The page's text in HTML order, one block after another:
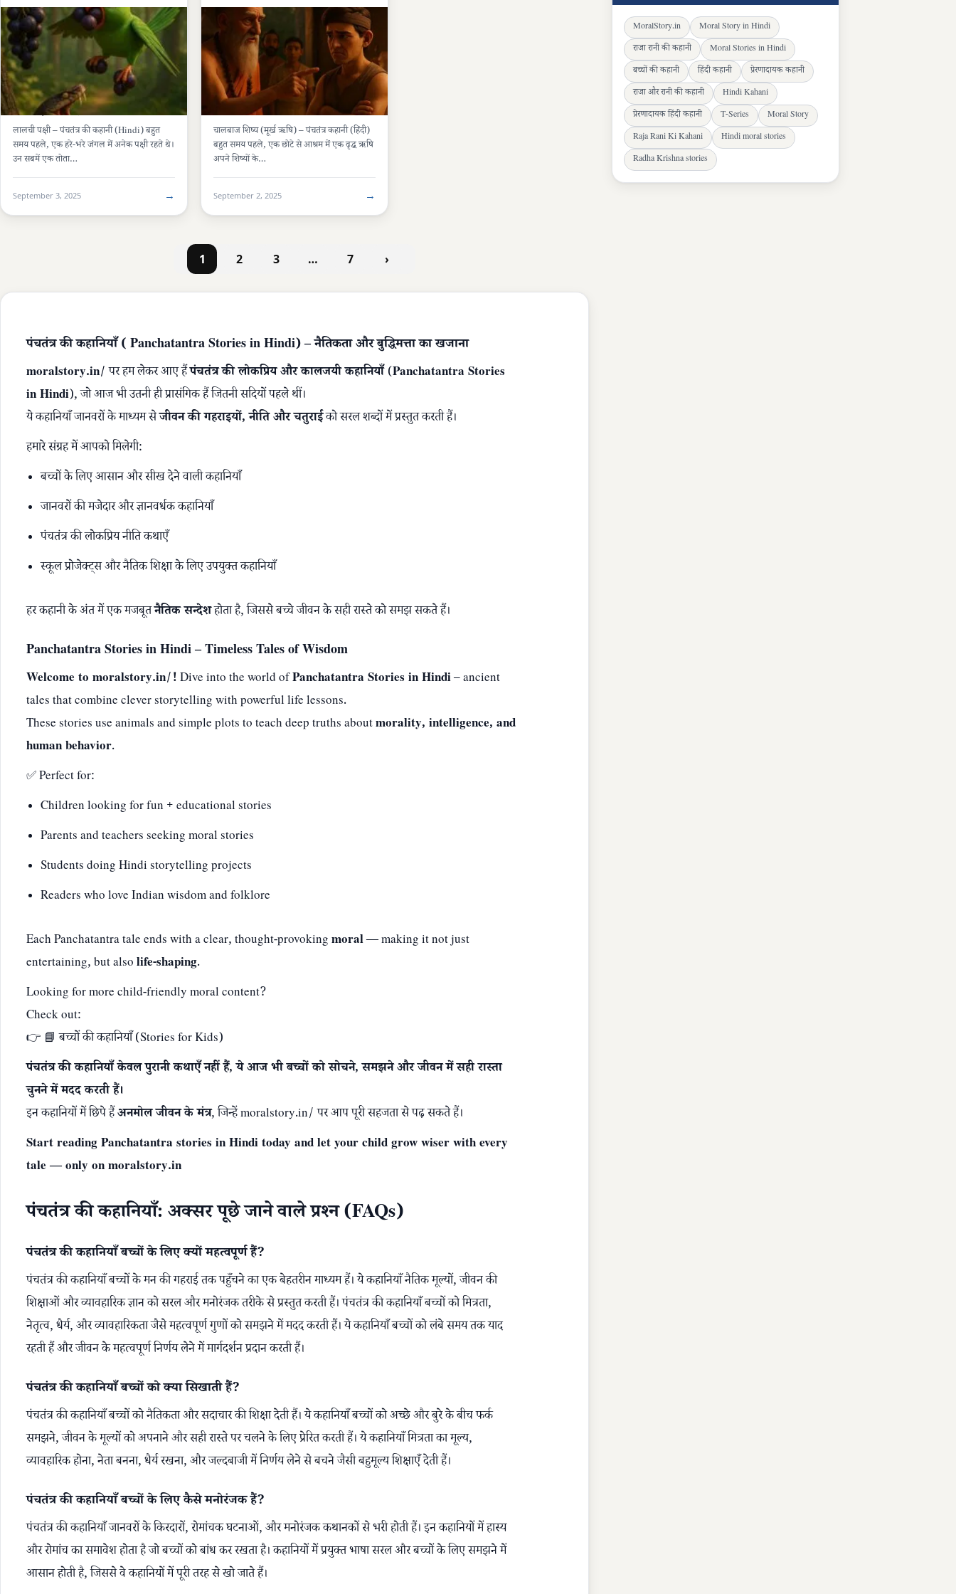
पंचतंत्र की कहानियां (PANCHATANTRA)
लालची पक्षी कहानी– पंचतंत्र की शिक्षाप्रद
कहानी | Greedy Bird Panchatantra
Story
लालची पक्षी – पंचतंत्र की कहानी (Hindi) बहुत
समय पहले, एक हरे-भरे जंगल में अनेक पक्षी रहते थे।
उन सबमें एक तोता…
September 3, 2025 →
पंचतंत्र की कहानियां (PANCHATANTRA) 4 मिनट
चालबाज शिष्य (मूर्ख ऋषि) – पंचतंत्र
कहानी
चालबाज शिष्य (मूर्ख ऋषि) – पंचतंत्र कहानी (हिंदी)
बहुत समय पहले, एक छोटे से आश्रम में एक वृद्ध ऋषि
अपने शिष्यों के…
September 2, 2025 →
1 2 3 … 7 ›
पंचतंत्र की कहानियाँ ( Panchatantra Stories in Hindi) – नैतिकता और बुद्धिमत्ता का खजाना
moralstory.in/पर हम लेकर आए हैंपंचतंत्र की लोकप्रिय और कालजयी कहानियाँ(Panchatantra Stories
in Hindi), जो आज भी उतनी ही प्रासंगिक हैं जितनी सदियों पहले थीं।
ये कहानियाँ जानवरों के माध्यम सेजीवन की गहराइयों, नीति और चतुराईको सरल शब्दों में प्रस्तुत करती हैं।
हमारे संग्रह में आपको मिलेगी:
बच्चों के लिए आसान और सीख देने वाली कहानियाँ
जानवरों की मजेदार और ज्ञानवर्धक कहानियाँ
पंचतंत्र की लोकप्रिय नीति कथाएँ
स्कूल प्रोजेक्ट्स और नैतिक शिक्षा के लिए उपयुक्त कहानियाँ
हर कहानी के अंत में एक मजबूतनैतिक सन्देशहोता है, जिससे बच्चे जीवन के सही रास्ते को समझ सकते हैं।
Panchatantra Stories in Hindi – Timeless Tales of Wisdom
Welcome to moralstory.in/!Dive into the world ofPanchatantra Stories in Hindi– ancient
tales that combine clever storytelling with powerful life lessons.
These stories use animals and simple plots to teach deep truths aboutmorality, intelligence, and
human behavior.
✅ Perfect for:
Children looking for fun + educational stories
Parents and teachers seeking moral stories
Students doing Hindi storytelling projects
Readers who love Indian wisdom and folklore
Each Panchatantra tale ends with a clear, thought-provokingmoral— making it not just
entertaining, but alsolife-shaping.
Looking for more child-friendly moral content?
Check out:
👉 📘 बच्चों की कहानियाँ (Stories for Kids)
पंचतंत्र की कहानियाँ केवल पुरानी कथाएँ नहीं हैं, ये आज भी बच्चों को सोचने, समझने और जीवन में सही रास्ता
चुनने में मदद करती हैं।
इन कहानियों में छिपे हैंअनमोल जीवन के मंत्र, जिन्हें moralstory.in/ पर आप पूरी सहजता से पढ़ सकते हैं।
Start reading Panchatantra stories in Hindi today and let your child grow wiser with every
tale — only on moralstory.in
पंचतंत्र की कहानियाँ: अक्सर पूछे जाने वाले प्रश्न (FAQs)
पंचतंत्र की कहानियाँ बच्चों के लिए क्यों महत्वपूर्ण हैं?
पंचतंत्र की कहानियाँ बच्चों के मन की गहराई तक पहुँचने का एक बेहतरीन माध्यम हैं। ये कहानियाँ नैतिक मूल्यों, जीवन की
शिक्षाओं और व्यावहारिक ज्ञान को सरल और मनोरंजक तरीके से प्रस्तुत करती हैं। पंचतंत्र की कहानियाँ बच्चों को मित्रता,
नेतृत्व, धैर्य, और व्यावहारिकता जैसे महत्वपूर्ण गुणों को समझने में मदद करती हैं। ये कहानियाँ बच्चों को लंबे समय तक याद
रहती हैं और जीवन के महत्वपूर्ण निर्णय लेने में मार्गदर्शन प्रदान करती हैं।
पंचतंत्र की कहानियाँ बच्चों को क्या सिखाती हैं?
पंचतंत्र की कहानियाँ बच्चों को नैतिकता और सदाचार की शिक्षा देती हैं। ये कहानियाँ बच्चों को अच्छे और बुरे के बीच फर्क
समझने, जीवन के मूल्यों को अपनाने और सही रास्ते पर चलने के लिए प्रेरित करती हैं। ये कहानियाँ मित्रता का मूल्य,
व्यावहारिक होना, नेता बनना, धैर्य रखना, और जल्दबाजी में निर्णय लेने से बचने जैसी बहुमूल्य शिक्षाएँ देती हैं।
पंचतंत्र की कहानियाँ बच्चों के लिए कैसे मनोरंजक हैं?
पंचतंत्र की कहानियाँ जानवरों के किरदारों, रोमांचक घटनाओं, और मनोरंजक कथानकों से भरी होती हैं। इन कहानियों में हास्य
और रोमांच का समावेश होता है जो बच्चों को बांध कर रखता है। कहानियों में प्रयुक्त भाषा सरल और बच्चों के लिए समझने में
आसान होती है, जिससे वे कहानियों में पूरी तरह से खो जाते हैं।
MoralStory.in
Moral Story in Hindi
राजा रानी की कहानी
Moral Stories in Hindi
बच्चों की कहानी
हिंदी कहानी
प्रेरणादायक कहानी
राजा और रानी की कहानी
Hindi Kahani
प्रेरणादायक हिंदी कहानी
T-Series
Moral Story
Raja Rani Ki Kahani
Hindi moral stories
Radha Krishna stories